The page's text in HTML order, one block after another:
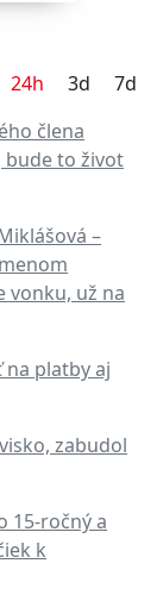
24h 3d
7d
člena
bude to život
–
vonku, už na
na platby aj
zabudol
15-ročný a
k